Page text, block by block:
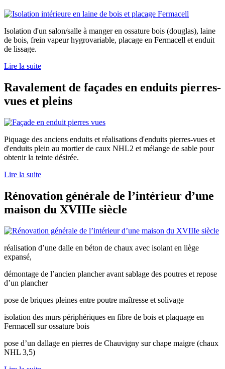
Isolation d'un salon/salle à manger en ossature bois (douglas), laine
de bois, frein vapeur hygrovariable, placage en Fermacell et enduit
de lissage.
Lire la suite
Ravalement de façades en enduits pierres-
vues et pleins
Piquage des anciens enduits et réalisations d'enduits pierres-vues et
d'enduits plein au mortier de caux NHL2 et mélange de sable pour
obtenir la teinte désirée.
Lire la suite
Rénovation générale de l’intérieur d’une
maison du XVIIIe siècle
réalisation d’une dalle en béton de chaux avec isolant en liège
expansé,
démontage de l’ancien plancher avant sablage des poutres et repose
d’un plancher
pose de briques pleines entre poutre maîtresse et solivage
isolation des murs périphériques en fibre de bois et plaquage en
Fermacell sur ossature bois
pose d’un dallage en pierres de Chauvigny sur chape maigre (chaux
NHL 3,5)